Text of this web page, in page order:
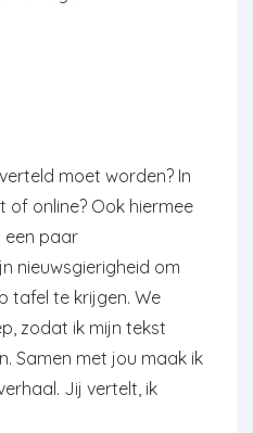
moet worden? In
of online? Ook hiermee
een paar
nieuwsgierigheid om
tafel te krijgen. We
zodat ik mijn tekst
Samen met jou maak ik
Jij vertelt, ik